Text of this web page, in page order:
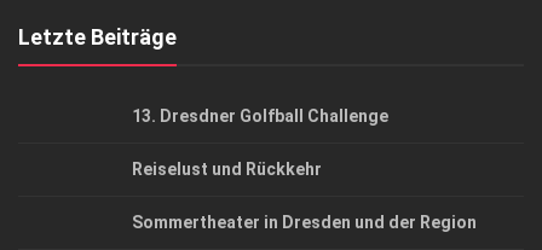
Letzte Beiträge
13. Dresdner Golfball Challenge
Reiselust und Rückkehr
Sommertheater in Dresden und der Region